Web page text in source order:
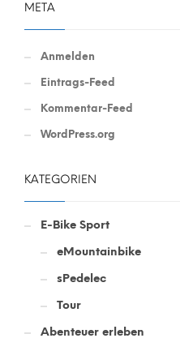
META
Anmelden
Eintrags-Feed
Kommentar-Feed
WordPress.org
KATEGORIEN
E-Bike Sport
eMountainbike
sPedelec
Tour
Abenteuer erleben